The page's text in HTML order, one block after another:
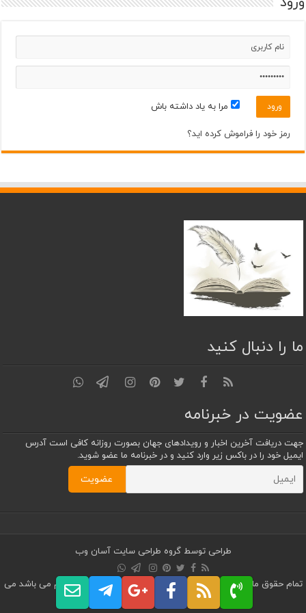
یکشنبه 35°
29°
مرداد ۱۹
دوشنبه
مرداد ۲۰
مرداد ۲۱
چهارشنبه
مرا به یاد داشته باش
رمز خود را فراموش کرده اید؟
ما را دنبال کنید
عضویت در خبرنامه
جهت دریافت آخرین اخبار و رویدادهای جهان بصورت روزانه کافی است آدرس
ایمیل خود را در باکس زیر وارد کنید و در خبرنامه ما عضو شوید.
طراحی توسطگروه طراحی سایت آسان وب
تمام حقوق مادی و معنوی این قالب متعلق به پایگاه خبری پرواز قلم می باشد می